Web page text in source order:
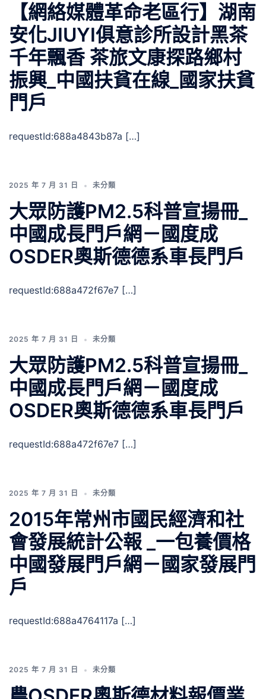
【網絡媒體革命老區行】湖南
安化JIUYI俱意診所設計黑茶
千年飄香 茶旅文康探路鄉村
振興_中國扶貧在線_國家扶貧
門戶
requestId:688a4843b87a […]
2025 年 7 月 31 日 未分類
大眾防護PM2.5科普宣揚冊_
中國成長門戶網－國度成
OSDER奧斯德德系車長門戶
requestId:688a472f67e7 […]
2025 年 7 月 31 日 未分類
大眾防護PM2.5科普宣揚冊_
中國成長門戶網－國度成
OSDER奧斯德德系車長門戶
requestId:688a472f67e7 […]
2025 年 7 月 31 日 未分類
2015年常州市國民經濟和社
會發展統計公報 _一包養價格
中國發展門戶網－國家發展門
戶
requestId:688a4764117a […]
2025 年 7 月 31 日 未分類